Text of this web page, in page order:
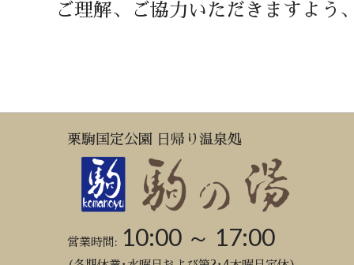
ご理解、ご協力いただきますよう
栗駒国定公園 日帰り温泉処
営業時間: 10:00 ～ 17:00